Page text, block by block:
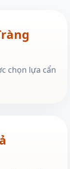
chọn lựa cẩn